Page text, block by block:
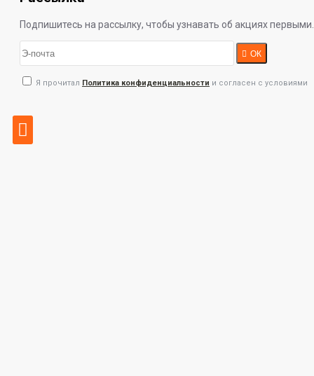
Подпишитесь на рассылку, чтобы узнавать об акциях первыми.
ОК
Я прочитал Политика конфиденциальности и согласен с условиями